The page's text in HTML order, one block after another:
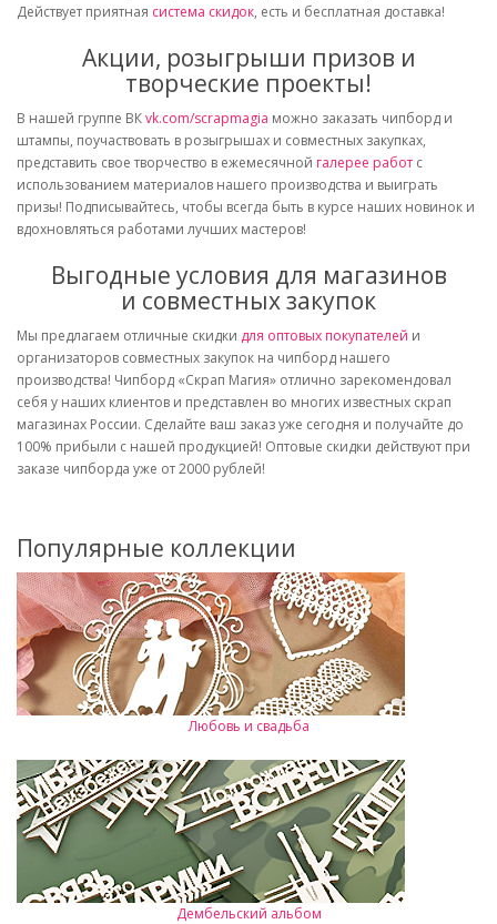
Действует приятная система скидок, есть и бесплатная доставка!
Акции, розыгрыши призов и
творческие проекты!
В нашей группе ВКvk.com/scrapmagia можно заказать чипборд и
штампы, поучаствовать в розыгрышах и совместных закупках,
представить свое творчество в ежемесячной галерее работ с
использованием материалов нашего производства и выиграть
призы! Подписывайтесь, чтобы всегда быть в курсе наших новинок и
вдохновляться работами лучших мастеров!
Выгодные условия для магазинов
и совместных закупок
Мы предлагаем отличные скидки для оптовых покупателей и
организаторов совместных закупок на чипборд нашего
производства! Чипборд «Скрап Магия» отлично зарекомендовал
себя у наших клиентов и представлен во многих известных скрап
магазинах России. Сделайте ваш заказ уже сегодня и получайте до
100% прибыли с нашей продукцией! Оптовые скидки действуют при
заказе чипборда уже от 2000 рублей!
Популярные коллекции
Любовь и свадьба
Дембельский альбом